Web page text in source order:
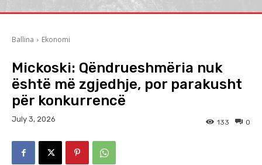
Ballina Ekonomi
Mickoski: Qëndrueshmëria nuk
është më zgjedhje, por parakusht
për konkurrencë
July 3, 2026 0
133